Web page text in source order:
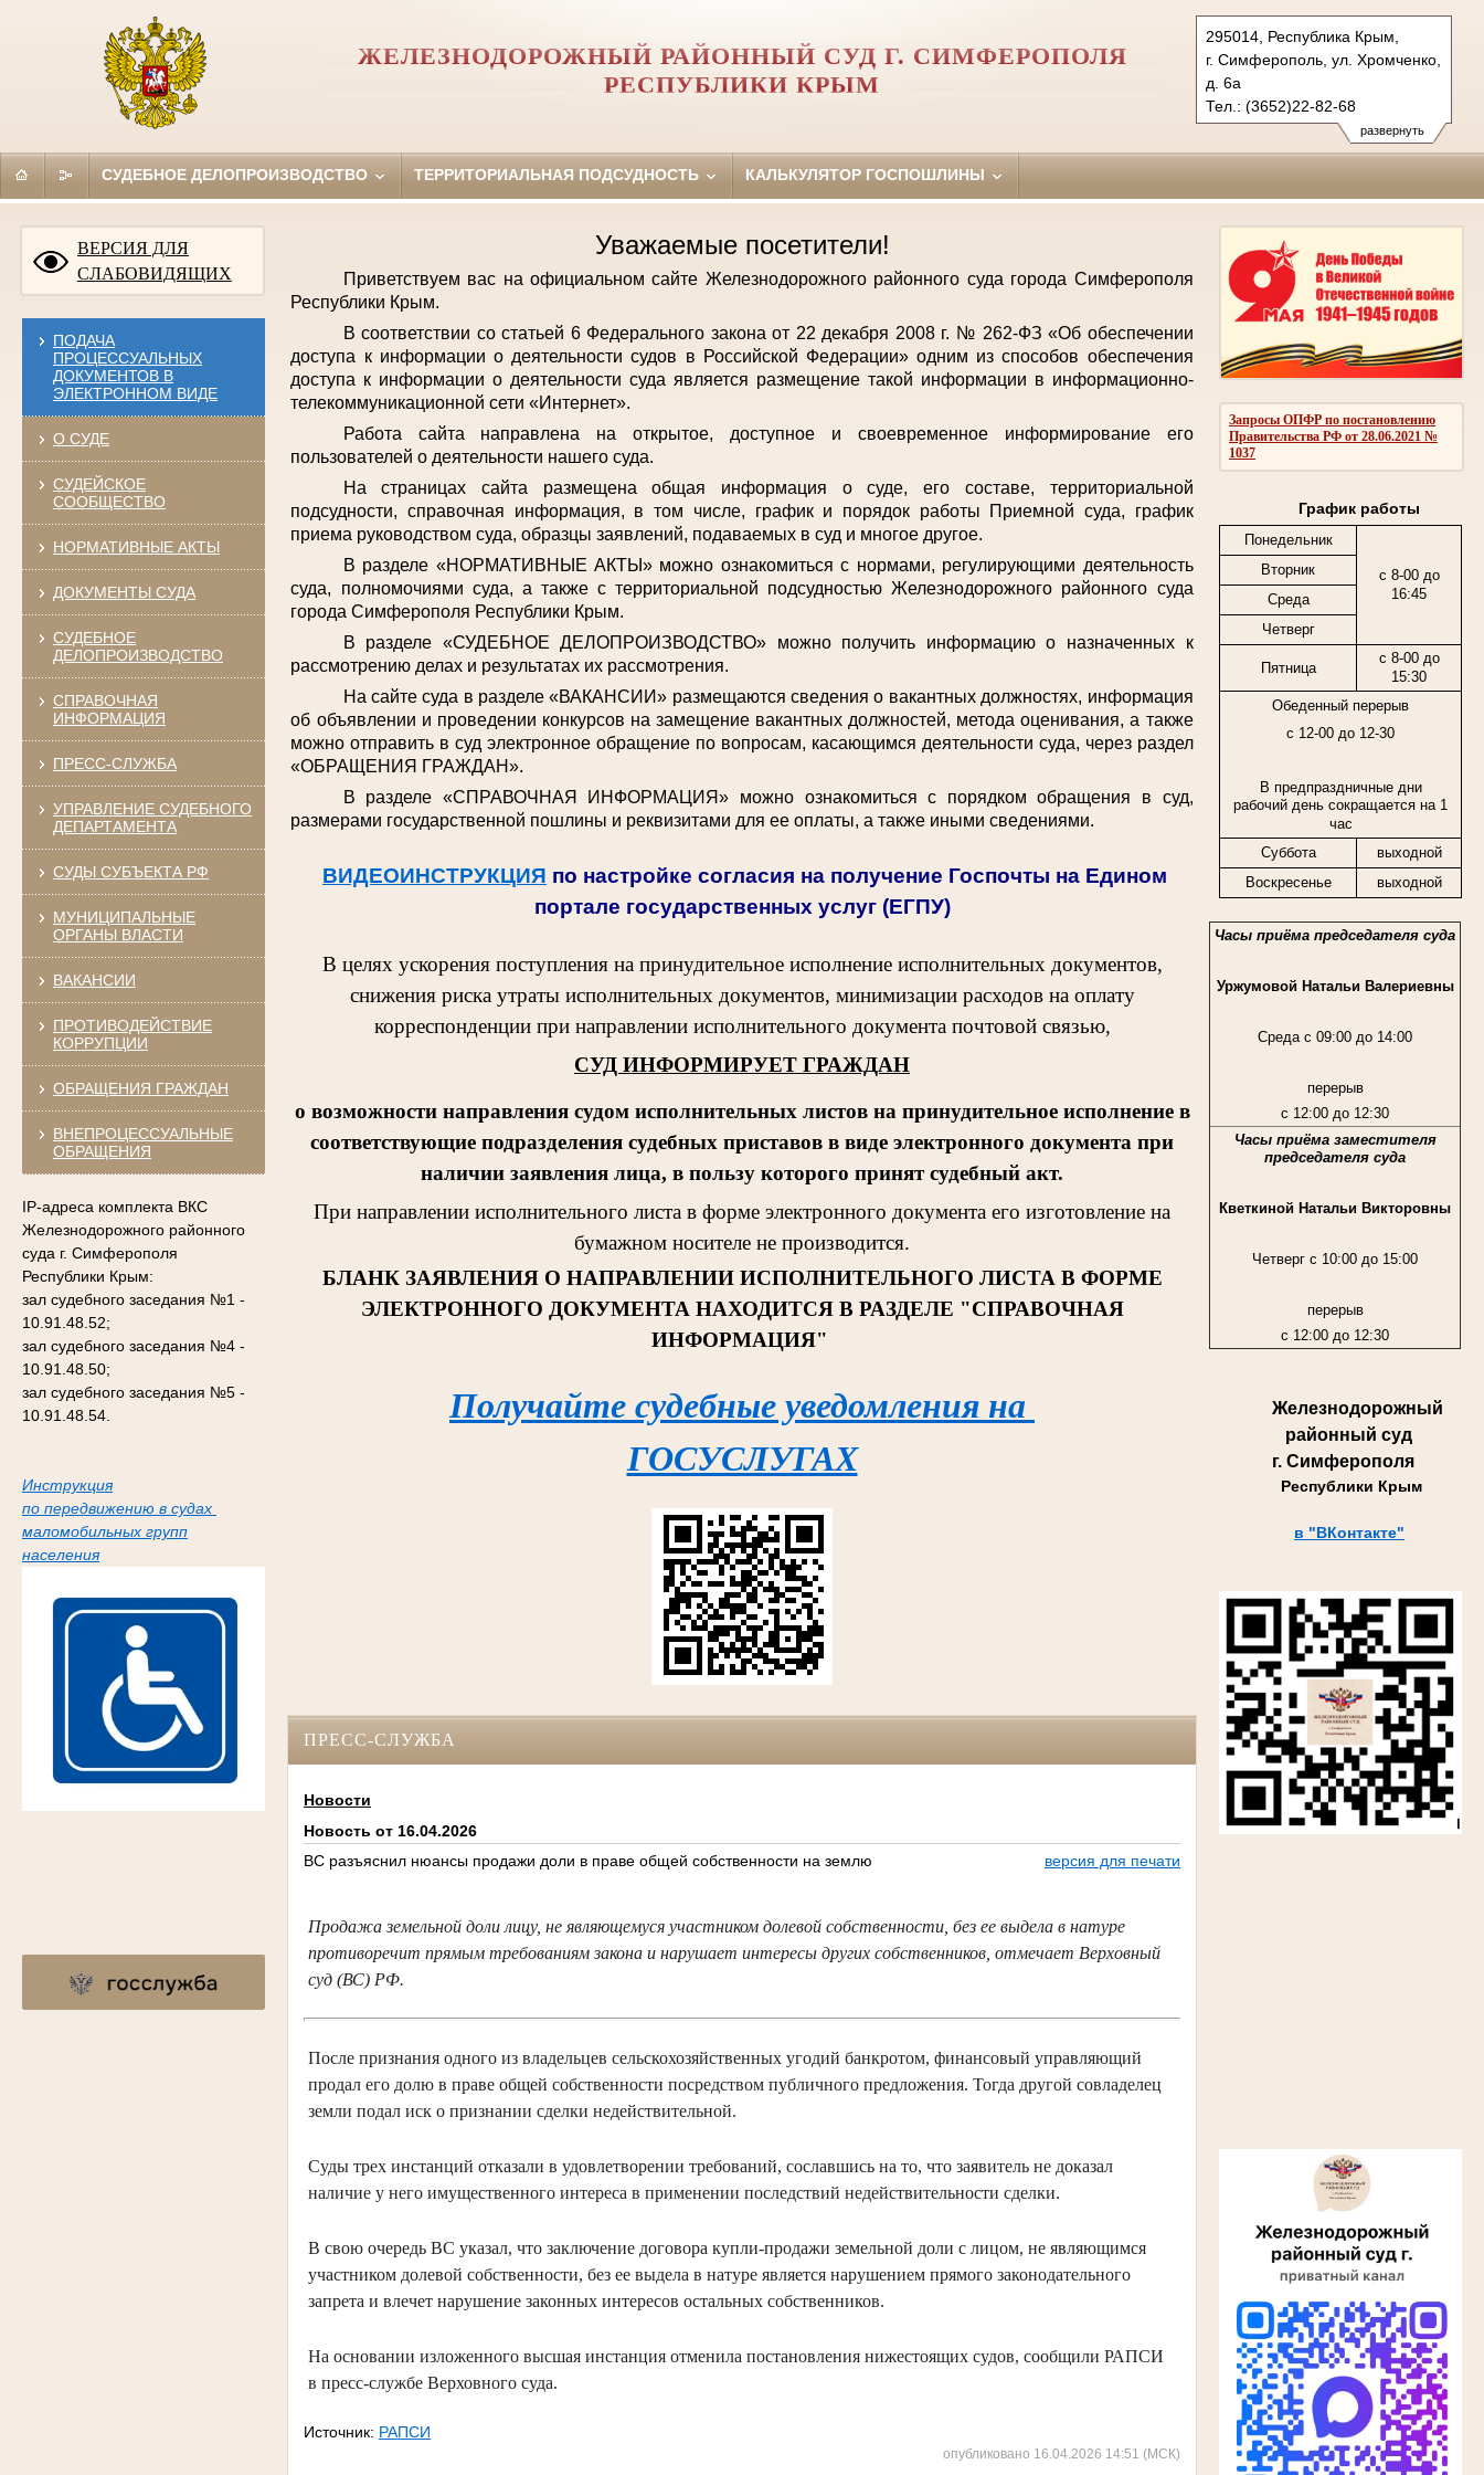
развернуть
295014, Республика Крым,
г. Симферополь, ул. Хромченко,
д. 6а
Тел.: (3652)22-82-68
zheleznodorozhniy.krm@sudrf.ru
ЖЕЛЕЗНОДОРОЖНЫЙ РАЙОННЫЙ СУД Г. СИМФЕРОПОЛЯ
РЕСПУБЛИКИ КРЫМ
СУДЕБНОЕ ДЕЛОПРОИЗВОДСТВО ТЕРРИТОРИАЛЬНАЯ ПОДСУДНОСТЬ КАЛЬКУЛЯТОР ГОСПОШЛИНЫ
ВЕРСИЯ ДЛЯ
СЛАБОВИДЯЩИХ
ПОДАЧА
ПРОЦЕССУАЛЬНЫХ
ДОКУМЕНТОВ В
ЭЛЕКТРОННОМ ВИДЕ
О СУДЕ
СУДЕЙСКОЕ
СООБЩЕСТВО
НОРМАТИВНЫЕ АКТЫ
ДОКУМЕНТЫ СУДА
СУДЕБНОЕ
ДЕЛОПРОИЗВОДСТВО
СПРАВОЧНАЯ
ИНФОРМАЦИЯ
ПРЕСС-СЛУЖБА
УПРАВЛЕНИЕ СУДЕБНОГО
ДЕПАРТАМЕНТА
СУДЫ СУБЪЕКТА РФ
МУНИЦИПАЛЬНЫЕ
ОРГАНЫ ВЛАСТИ
ВАКАНСИИ
ПРОТИВОДЕЙСТВИЕ
КОРРУПЦИИ
ОБРАЩЕНИЯ ГРАЖДАН
ВНЕПРОЦЕССУАЛЬНЫЕ
ОБРАЩЕНИЯ
IP-адреса комплекта ВКС
Железнодорожного районного
суда г. Симферополя
Республики Крым:
зал судебного заседания №1 -
10.91.48.52;
зал судебного заседания №4 -
10.91.48.50;
зал судебного заседания №5 -
10.91.48.54.
Инструкция
по передвижению в судах
маломобильных групп
населения
Запросы ОПФР по постановлению
Правительства РФ от 28.06.2021 №
1037
График работы
Понедельник
с 8-00 до
16:45
Вторник
Среда
Четверг
Пятница
с 8-00 до
15:30
Обеденный перерыв
с 12-00 до 12-30
В предпраздничные дни
рабочий день сокращается на 1
час
Суббота
выходной
Воскресенье
выходной
Часы приёма председателя суда
Уржумовой Натальи Валериевны
Среда с 09:00 до 14:00
перерыв
с 12:00 до 12:30
Часы приёма заместителя
председателя суда
Кветкиной Натальи Викторовны
Четверг с 10:00 до 15:00
перерыв
с 12:00 до 12:30
Железнодорожный
районный суд
г. Симферополя
Республики Крым
в "ВКонтакте"
Уважаемые посетители!
Приветствуем вас на официальном сайте Железнодорожного районного суда города Симферополя
Республики Крым.
В соответствии со статьей 6 Федерального закона от 22 декабря 2008 г. № 262-ФЗ «Об обеспечении
доступа к информации о деятельности судов в Российской Федерации» одним из способов обеспечения
доступа к информации о деятельности суда является размещение такой информации в информационно-
телекоммуникационной сети «Интернет».
Работа сайта направлена на открытое, доступное и своевременное информирование его
пользователей о деятельности нашего суда.
На страницах сайта размещена общая информация о суде, его составе, территориальной
подсудности, справочная информация, в том числе, график и порядок работы Приемной суда, график
приема руководством суда, образцы заявлений, подаваемых в суд и многое другое.
В разделе «НОРМАТИВНЫЕ АКТЫ» можно ознакомиться с нормами, регулирующими деятельность
суда, полномочиями суда, а также с территориальной подсудностью Железнодорожного районного суда
города Симферополя Республики Крым.
В разделе «СУДЕБНОЕ ДЕЛОПРОИЗВОДСТВО» можно получить информацию о назначенных к
рассмотрению делах и результатах их рассмотрения.
На сайте суда в разделе «ВАКАНСИИ» размещаются сведения о вакантных должностях, информация
об объявлении и проведении конкурсов на замещение вакантных должностей, метода оценивания, а также
можно отправить в суд электронное обращение по вопросам, касающимся деятельности суда, через раздел
«ОБРАЩЕНИЯ ГРАЖДАН».
В разделе «СПРАВОЧНАЯ ИНФОРМАЦИЯ» можно ознакомиться с порядком обращения в суд,
размерами государственной пошлины и реквизитами для ее оплаты, а также иными сведениями.
ВИДЕОИНСТРУКЦИЯ по настройке согласия на получение Госпочты на Едином
портале государственных услуг (ЕГПУ)
В целях ускорения поступления на принудительное исполнение исполнительных документов,
снижения риска утраты исполнительных документов, минимизации расходов на оплату
корреспонденции при направлении исполнительного документа почтовой связью,
СУД ИНФОРМИРУЕТ ГРАЖДАН
о возможности направления судом исполнительных листов на принудительное исполнение в
соответствующие подразделения судебных приставов в виде электронного документа при
наличии заявления лица, в пользу которого принят судебный акт.
При направлении исполнительного листа в форме электронного документа его изготовление на
бумажном носителе не производится.
БЛАНК ЗАЯВЛЕНИЯ О НАПРАВЛЕНИИ ИСПОЛНИТЕЛЬНОГО ЛИСТА В ФОРМЕ
ЭЛЕКТРОННОГО ДОКУМЕНТА НАХОДИТСЯ В РАЗДЕЛЕ "СПРАВОЧНАЯ
ИНФОРМАЦИЯ"
Получайте судебные уведомления на
ГОСУСЛУГАХ
ПРЕСС-СЛУЖБА
Новости
Новость от 16.04.2026
ВС разъяснил нюансы продажи доли в праве общей собственности на землю
версия для печати
Продажа земельной доли лицу, не являющемуся участником долевой собственности, без ее выдела в натуре
противоречит прямым требованиям закона и нарушает интересы других собственников, отмечает Верховный
суд (ВС) РФ.
После признания одного из владельцев сельскохозяйственных угодий банкротом, финансовый управляющий
продал его долю в праве общей собственности посредством публичного предложения. Тогда другой совладелец
земли подал иск о признании сделки недействительной.
Суды трех инстанций отказали в удовлетворении требований, сославшись на то, что заявитель не доказал
наличие у него имущественного интереса в применении последствий недействительности сделки.
В свою очередь ВС указал, что заключение договора купли-продажи земельной доли с лицом, не являющимся
участником долевой собственности, без ее выдела в натуре является нарушением прямого законодательного
запрета и влечет нарушение законных интересов остальных собственников.
На основании изложенного высшая инстанция отменила постановления нижестоящих судов, сообщили РАПСИ
в пресс-службе Верховного суда.
Источник: РАПСИ
опубликовано 16.04.2026 14:51 (МСК)